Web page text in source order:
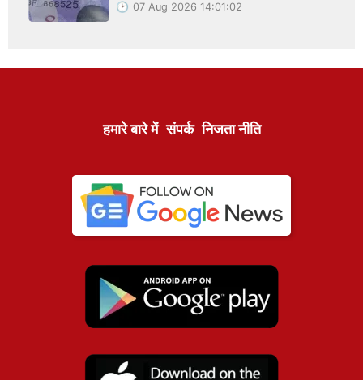
07 Aug 2026 14:01:02
हमारे बारे में संपर्क निजता नीति